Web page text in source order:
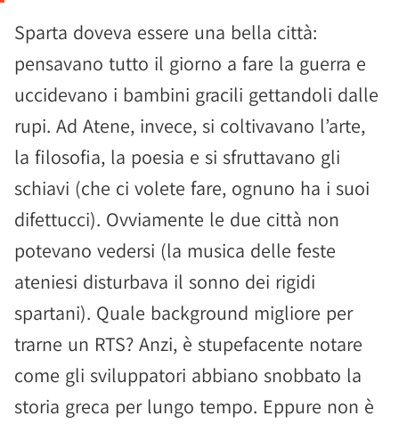
Sparta doveva essere una bella città:
pensavano tutto il giorno a fare la guerra e
uccidevano i bambini gracili gettandoli dalle
rupi. Ad Atene, invece, si coltivavano l’arte,
la filosofia, la poesia e si sfruttavano gli
schiavi (che ci volete fare, ognuno ha i suoi
difettucci). Ovviamente le due città non
potevano vedersi (la musica delle feste
ateniesi disturbava il sonno dei rigidi
spartani). Quale background migliore per
trarne un RTS? Anzi, è stupefacente notare
come gli sviluppatori abbiano snobbato la
storia greca per lungo tempo. Eppure non è